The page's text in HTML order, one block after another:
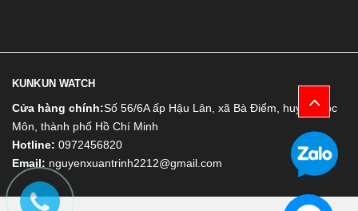
KUNKUN WATCH
Cửa hàng chính:Số 56/6A ấp Hậu Lân, xã Bà Điểm, huyện Hóc
Môn, thành phố Hồ Chí Minh
Hotline: 0972456820
Email: nguyenxuantrinh2212@gmail.com